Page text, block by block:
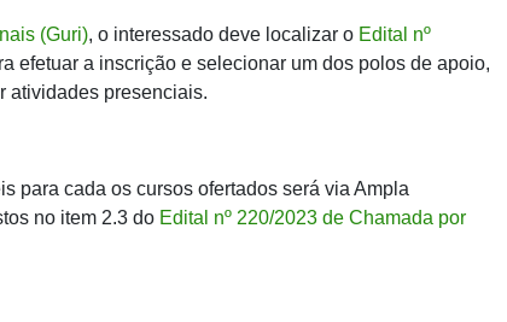
(Guri), o interessado deve localizar o Edital nº
efetuar a inscrição e selecionar um dos polos de apoio,
atividades presenciais.
para cada os cursos ofertados será via Ampla
no item 2.3 do Edital nº 220/2023 de Chamada por